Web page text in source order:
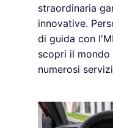
straordinaria
innovative.
di guida con
scopri il
numerosi